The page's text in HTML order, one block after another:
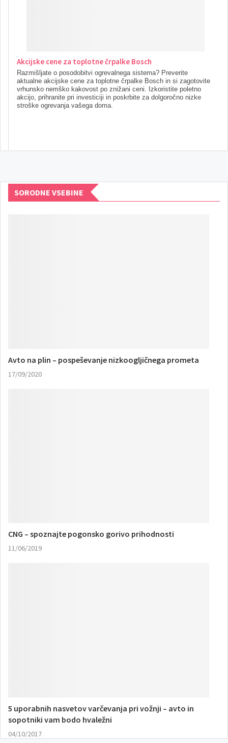
Akcijske cene za toplotne črpalke Bosch
Razmišljate o posodobitvi ogrevalnega sistema? Preverite
aktualne akcijske cene za toplotne črpalke Bosch in si zagotovite
vrhunsko nemško kakovost po znižani ceni. Izkoristite poletno
akcijo, prihranite pri investiciji in poskrbite za dolgoročno nizke
stroške ogrevanja vašega doma.
SORODNE VSEBINE
Avto na plin – pospeševanje nizkoogljičnega prometa
17/09/2020
CNG – spoznajte pogonsko gorivo prihodnosti
11/06/2019
5 uporabnih nasvetov varčevanja pri vožnji – avto in
sopotniki vam bodo hvaležni
04/10/2017